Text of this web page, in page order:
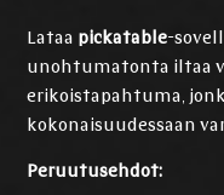
Lataa pickatable-
unohtumatonta iltaa
erikoistapahtuma,
kokonaisuudessaan
Peruutusehdot: